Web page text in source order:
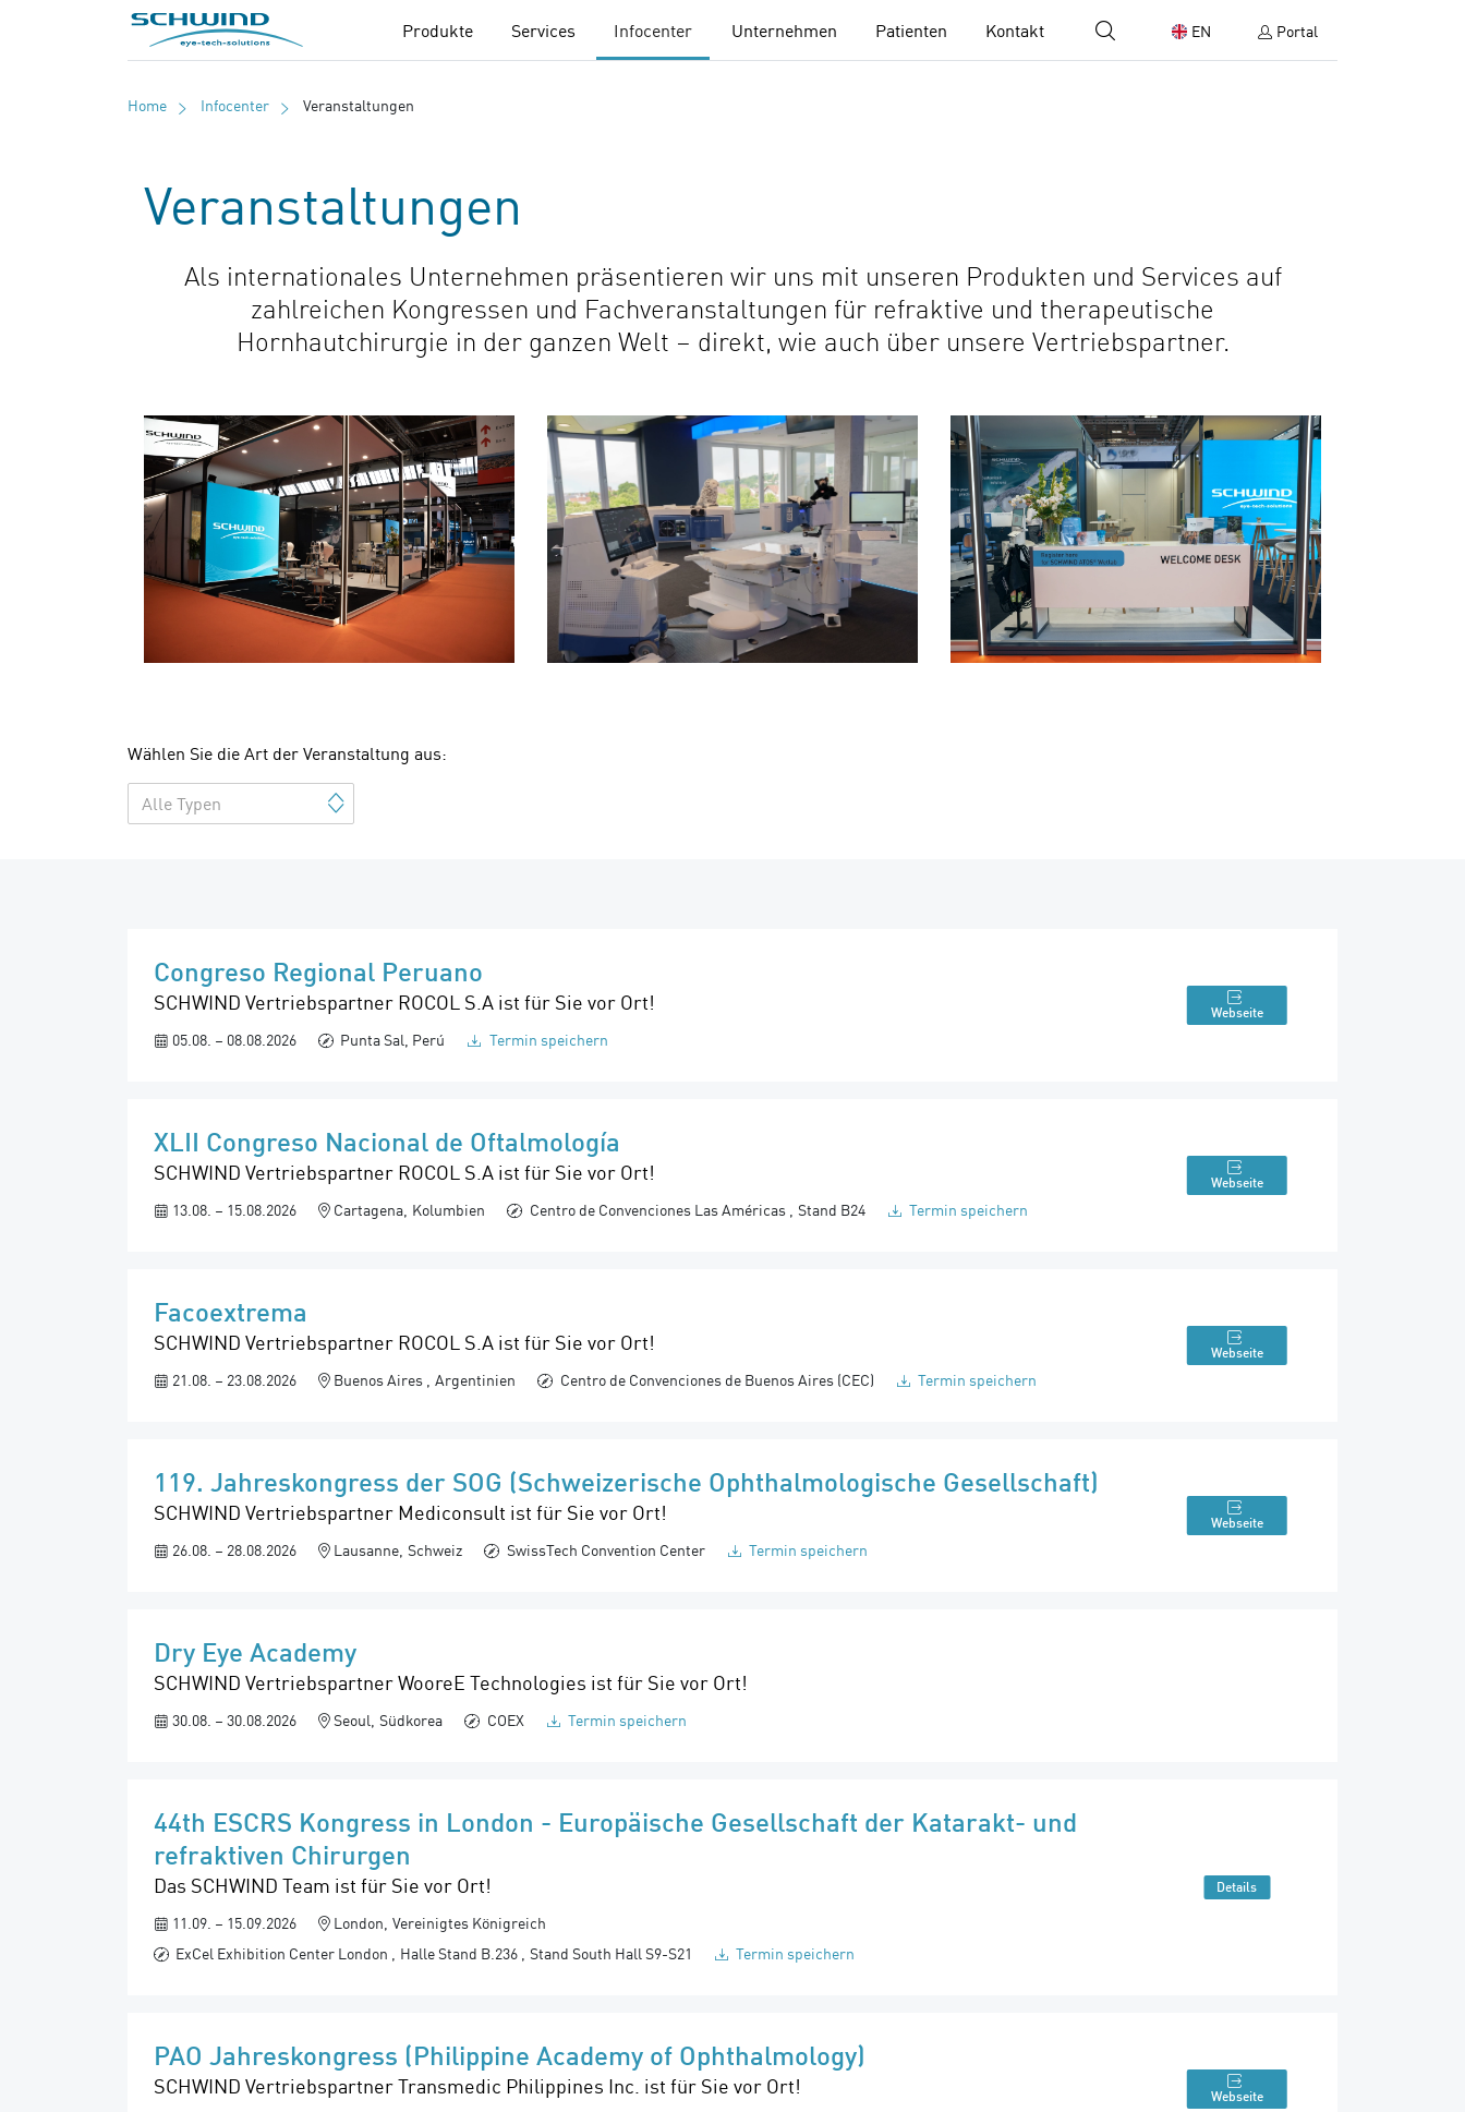
SCHWIND eye-tech solutionsProdukte Services Infocenter Unternehmen Patienten Kontakt Suchen EN Portal
Home Infocenter Veranstaltungen
Veranstaltungen
Als internationales Unternehmen präsentieren wir uns mit unseren Produkten und Services auf
zahlreichen Kongressen und Fachveranstaltungen für refraktive und therapeutische
Hornhautchirurgie in der ganzen Welt – direkt, wie auch über unsere Vertriebspartner.
Wählen Sie die Art der Veranstaltung aus:
Alle Typen
Congreso Regional Peruano
SCHWIND Vertriebspartner ROCOL S.A ist für Sie vor Ort!
05.08. – 08.08.2026 Punta Sal, Perú Termin speichern
Webseite
XLII Congreso Nacional de Oftalmología
SCHWIND Vertriebspartner ROCOL S.A ist für Sie vor Ort!
13.08. – 15.08.2026 Cartagena Kolumbien Centro de Convenciones Las Américas Stand B24 Termin speichern
Webseite
Facoextrema
SCHWIND Vertriebspartner ROCOL S.A ist für Sie vor Ort!
21.08. – 23.08.2026 Buenos Aires Argentinien Centro de Convenciones de Buenos Aires (CEC) Termin speichern
Webseite
119. Jahreskongress der SOG (Schweizerische Ophthalmologische Gesellschaft)
SCHWIND Vertriebspartner Mediconsult ist für Sie vor Ort!
26.08. – 28.08.2026 Lausanne Schweiz SwissTech Convention Center Termin speichern
Webseite
Dry Eye Academy
SCHWIND Vertriebspartner WooreE Technologies ist für Sie vor Ort!
30.08. – 30.08.2026 Seoul Südkorea COEX Termin speichern
44th ESCRS Kongress in London - Europäische Gesellschaft der Katarakt- und
refraktiven Chirurgen
Das SCHWIND Team ist für Sie vor Ort!
11.09. – 15.09.2026 London Vereinigtes Königreich
ExCel Exhibition Center London
Halle Stand B.236 Stand South Hall S9-S21 Termin speichern
Details
PAO Jahreskongress (Philippine Academy of Ophthalmology)
SCHWIND Vertriebspartner Transmedic Philippines Inc. ist für Sie vor Ort! Webseite